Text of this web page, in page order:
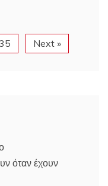
35 Next »
όταν έχουν